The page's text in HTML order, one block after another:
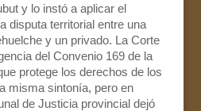
y lo instó a aplicar el
disputa territorial entre una
y un privado. La Corte
del Convenio 169 de la
protege los derechos de los
misma sintonía, pero en
de Justicia provincial dejó